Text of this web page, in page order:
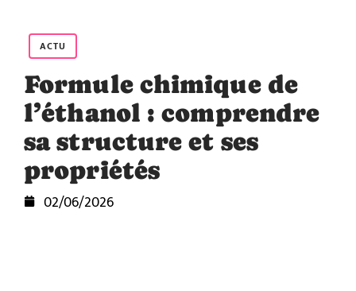
ACTU
Formule chimique de
l’éthanol : comprendre
sa structure et ses
propriétés
02/06/2026